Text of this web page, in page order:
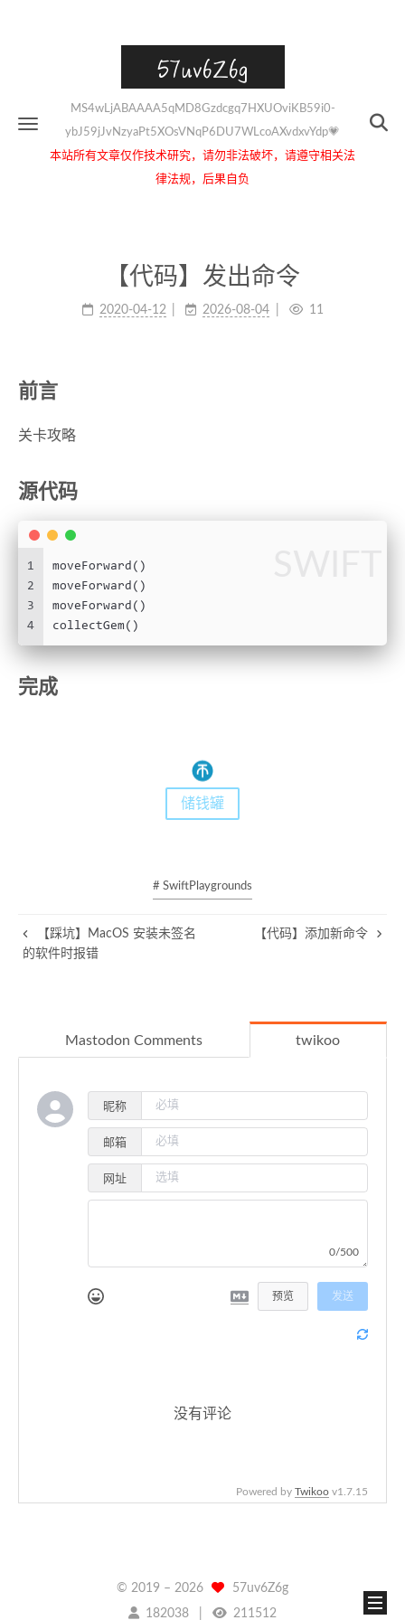
57uv6Z6g
MS4wLjABAAAA5qMD8Gzdcgq7HXUOviKB59i0-
ybJ59jJvNzyaPt5XOsVNqP6DU7WLcoAXvdxvYdp💗
本站所有文章仅作技术研究，请勿非法破坏，请遵守相关法
律法规，后果自负
【代码】发出命令
2020-04-12 2026-08-04 11
前言
关卡攻略
源代码
1
2
3
4
moveForward()
moveForward()
moveForward()
collectGem()
完成
储钱罐
# SwiftPlaygrounds
【踩坑】MacOS 安装未签名
的软件时报错
【代码】添加新命令
Mastodon Comments twikoo
昵称
邮箱
网址
0/500
预览 发送
没有评论
Powered by Twikoo v1.7.15
© 2019 – 2026
57uv6Z6g
182038
211512